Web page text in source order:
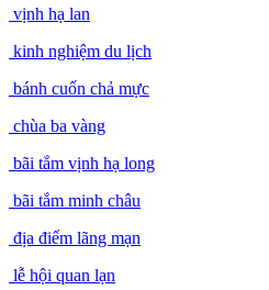
vịnh hạ lan
kinh nghiệm du lịch
bánh cuốn chả mực
chùa ba vàng
bãi tắm vịnh hạ long
bãi tắm minh châu
địa điểm lãng mạn
lễ hội quan lạn